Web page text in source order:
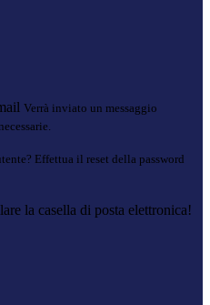
Verrà inviato un messaggio
Effettua il reset della password
la casella di posta elettronica!